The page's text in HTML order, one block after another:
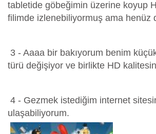
tabletide göbeğimin üzerine koyup
filimde izlenebiliyormuş ama henüz
3 - Aaaa bir bakıyorum benim
türü değişiyor ve birlikte HD
4 - Gezmek istediğim internet
ulaşabiliyorum.